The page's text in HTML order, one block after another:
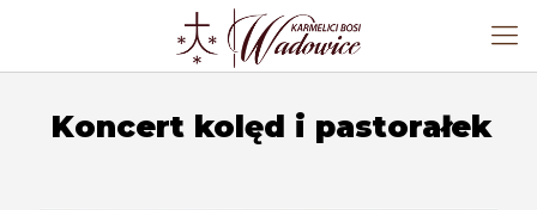
Koncert kolęd i pastorałek